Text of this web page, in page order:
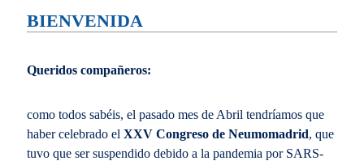
BIENVENIDA
Queridos compañeros:
como todos sabéis, el pasado mes de Abril tendríamos que
haber celebrado el XXV Congreso de Neumomadrid, que
tuvo que ser suspendido debido a la pandemia por SARS-